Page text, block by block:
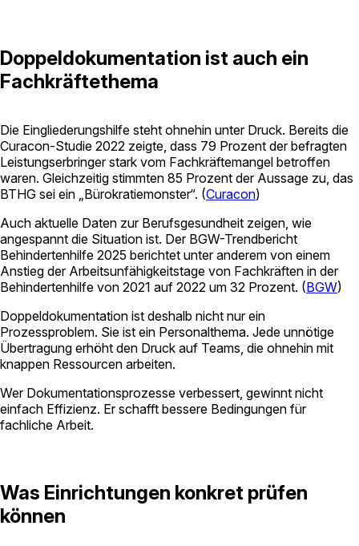
Doppeldokumentation ist auch ein
Fachkräftethema
Die Eingliederungshilfe steht ohnehin unter Druck. Bereits die
Curacon-Studie 2022 zeigte, dass 79 Prozent der befragten
Leistungserbringer stark vom Fachkräftemangel betroffen
waren. Gleichzeitig stimmten 85 Prozent der Aussage zu, das
BTHG sei ein „Bürokratiemonster“. (Curacon)
Auch aktuelle Daten zur Berufsgesundheit zeigen, wie
angespannt die Situation ist. Der BGW-Trendbericht
Behindertenhilfe 2025 berichtet unter anderem von einem
Anstieg der Arbeitsunfähigkeitstage von Fachkräften in der
Behindertenhilfe von 2021 auf 2022 um 32 Prozent. (BGW)
Doppeldokumentation ist deshalb nicht nur ein
Prozessproblem. Sie ist ein Personalthema. Jede unnötige
Übertragung erhöht den Druck auf Teams, die ohnehin mit
knappen Ressourcen arbeiten.
Wer Dokumentationsprozesse verbessert, gewinnt nicht
einfach Effizienz. Er schafft bessere Bedingungen für
fachliche Arbeit.
Was Einrichtungen konkret prüfen
können